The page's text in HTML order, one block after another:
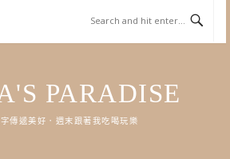
PARADISE
傳遞美好．週末跟著我吃喝玩樂